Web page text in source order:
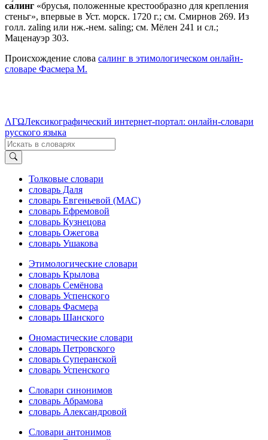
са́линг «брусья, положенные крестообразно для крепления
стеньг», впервые в Уст. морск. 1720 г.; см. Смирнов 269. Из
голл. zaling или нж.-нем. saling; см. Мёлен 241 и сл.;
Маценауэр 303.
Происхождение слова салинг в этимологическом онлайн-
словаре Фасмера М.
ΛΓΩЛексикографический интернет-портал: онлайн-словари
русского языка
Толковые словари
словарь Даля
словарь Евгеньевой (МАС)
словарь Ефремовой
словарь Кузнецова
словарь Ожегова
словарь Ушакова
Этимологические словари
словарь Крылова
словарь Семёнова
словарь Успенского
словарь Фасмера
словарь Шанского
Ономастические словари
словарь Петровского
словарь Суперанской
словарь Успенского
Словари синонимов
словарь Абрамова
словарь Александровой
Словари антонимов